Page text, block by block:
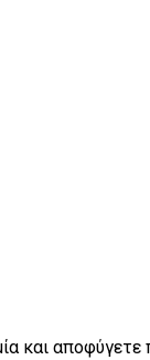
και αποφύγετε